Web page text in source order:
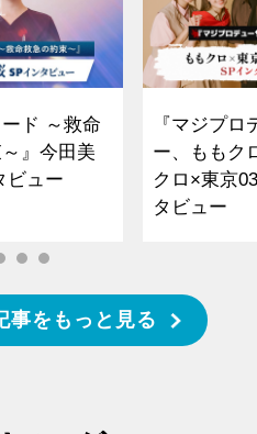
ード ～救命
』今田美
タビュー
『マジプロ
ー、ももク
クロ×東京
タビュー
事をもっと見る